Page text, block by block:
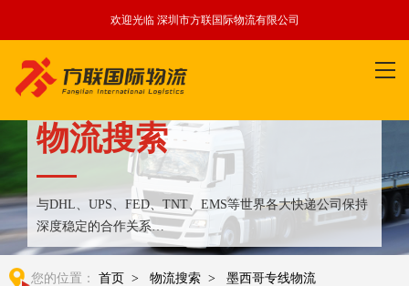
欢迎光临 深圳市方联国际物流有限公司
物流搜索
与DHL、UPS、FED、TNT、EMS等世界各大快递公司保持
深度稳定的合作关系
整合全球优质物流运输资源,满足国内外客户更多个性化需求
您的位置： 首页 > 物流搜索 > 墨西哥专线物流